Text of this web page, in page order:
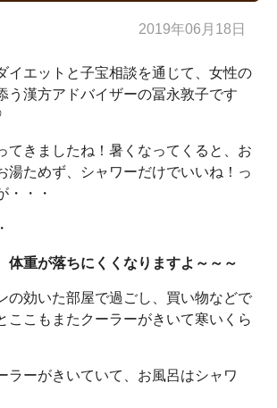
2019年06月18日
イエットと子宝相談を通じて、女性の
う漢方アドバイザーの冨永敦子です
てきましたね！暑くなってくると、お
湯ためず、シャワーだけでいいね！っ
・・・
体重が落ちにくくなりますよ～～～
の効いた部屋で過ごし、買い物などで
ここもまたクーラーがきいて寒いくら
ラーがきいていて、お風呂はシャワ